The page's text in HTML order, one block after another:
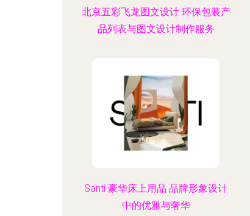
北京五彩飞龙图文设计 环保包装产
品列表与图文设计制作服务
Santi 豪华床上用品 品牌形象设计
中的优雅与奢华